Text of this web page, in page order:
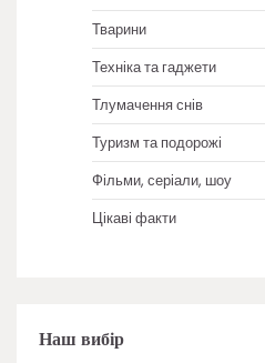
Тварини
Техніка та гаджети
Тлумачення снів
Туризм та подорожі
Фільми, серіали, шоу
Цікаві факти
Наш вибір